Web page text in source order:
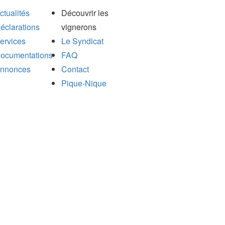
Découvrir les
vignerons
Le Syndicat
FAQ
Contact
Pique-Nique